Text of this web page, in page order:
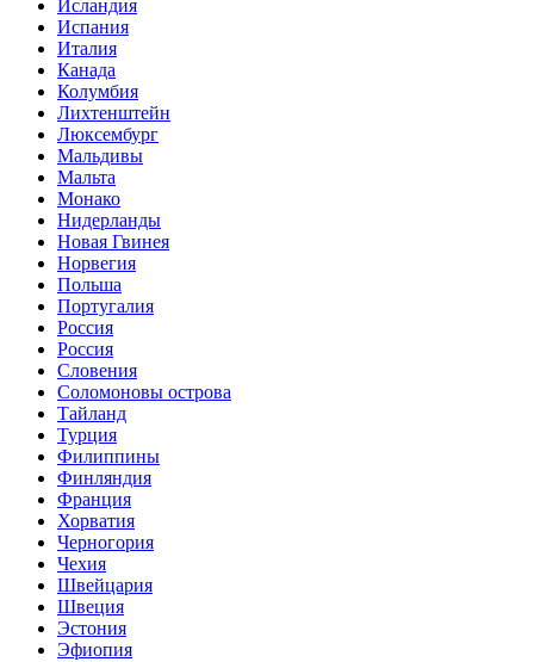
Исландия
Испания
Италия
Канада
Колумбия
Лихтенштейн
Люксембург
Мальдивы
Мальта
Монако
Нидерланды
Новая Гвинея
Норвегия
Польша
Португалия
Россия
Россия
Словения
Соломоновы острова
Тайланд
Турция
Филиппины
Финляндия
Франция
Хорватия
Черногория
Чехия
Швейцария
Швеция
Эстония
Эфиопия